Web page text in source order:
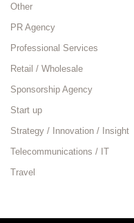
Other
PR Agency
Professional Services
Retail / Wholesale
Sponsorship Agency
Start up
Strategy / Innovation / Insight
Telecommunications / IT
Travel